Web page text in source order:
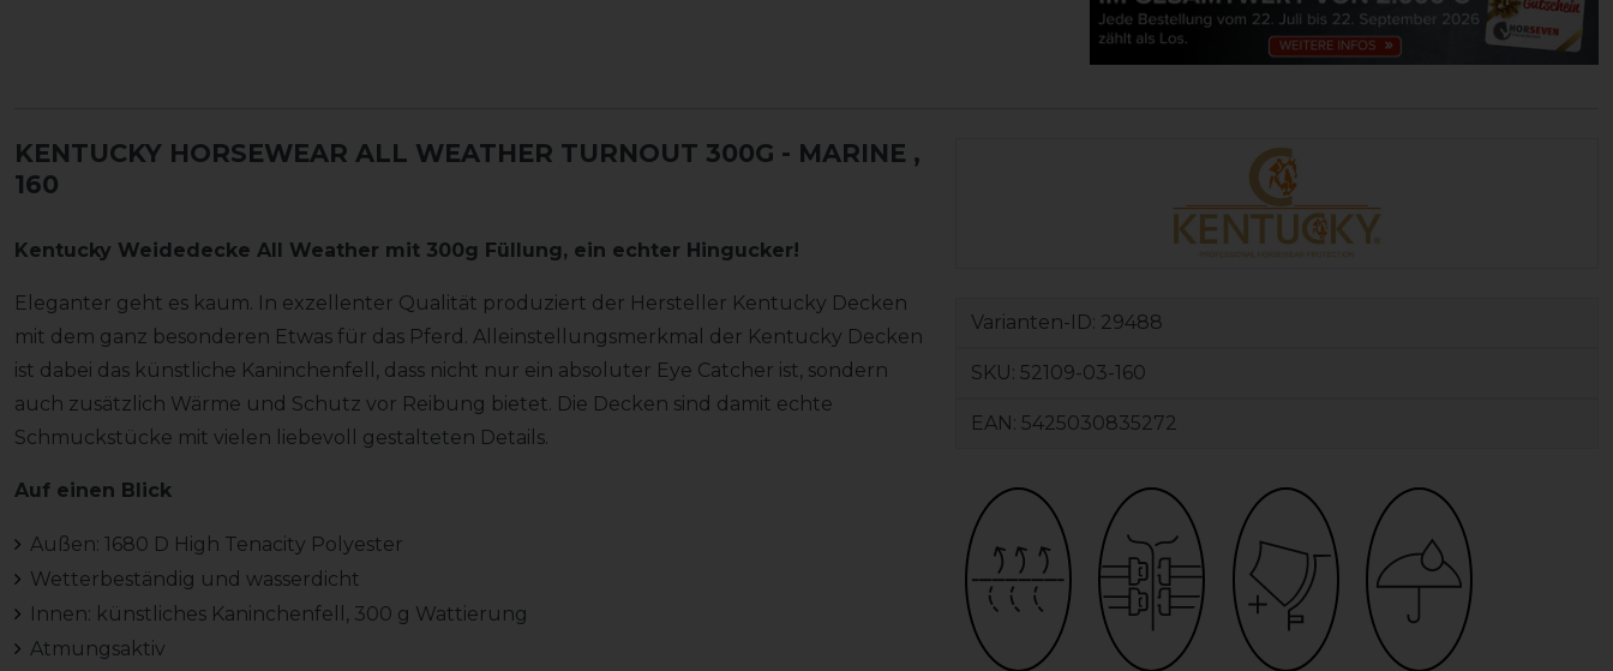
KENTUCKY HORSEWEAR ALL WEATHER TURNOUT 300G - MARINE ,
160
Kentucky Weidedecke All Weather mit 300g Füllung, ein echter Hingucker!
Eleganter geht es kaum. In exzellenter Qualität produziert der Hersteller Kentucky Decken
mit dem ganz besonderen Etwas für das Pferd. Alleinstellungsmerkmal der Kentucky Decken
ist dabei das künstliche Kaninchenfell, dass nicht nur ein absoluter Eye Catcher ist, sondern
auch zusätzlich Wärme und Schutz vor Reibung bietet. Die Decken sind damit echte
Schmuckstücke mit vielen liebevoll gestalteten Details.
Auf einen Blick
Außen: 1680 D High Tenacity Polyester
Wetterbeständig und wasserdicht
Innen: künstliches Kaninchenfell, 300 g Wattierung
Atmungsaktiv
Varianten-ID: 29488
SKU: 52109-03-160
EAN: 5425030835272